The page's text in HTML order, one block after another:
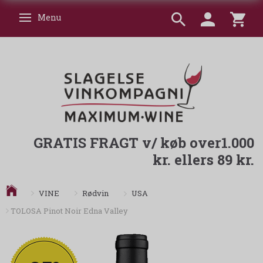
Skifte navigation
Menu
GRATIS FRAGT v/ køb over1.000
kr. ellers 89 kr.
VINE Rødvin
USA
TOLOSA Pinot Noir Edna Valley